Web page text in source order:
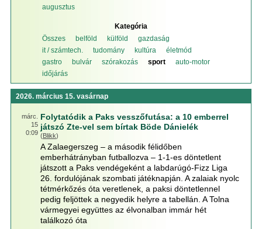
augusztus
Kategória
Összes
belföld külföld
gazdaság
it / számtech.
tudomány kultúra
életmód
gastro
bulvár szórakozás sport
auto-motor
időjárás
2026. március 15. vasárnap
márc.
15
0:09
Folytatódik a Paks vesszőfutása: a 10 emberrel
játszó Zte-vel sem bírtak Böde Dánielék
(Blikk)
A Zalaegerszeg – a második félidőben
emberhátrányban futballozva – 1-1-es döntetlent
játszott a Paks vendégeként a labdarúgó-Fizz Liga
26. fordulójának szombati játéknapján. A zalaiak nyolc
tétmérkőzés óta veretlenek, a paksi döntetlennel
pedig feljöttek a negyedik helyre a tabellán. A Tolna
vármegyei együttes az élvonalban immár hét
találkozó óta